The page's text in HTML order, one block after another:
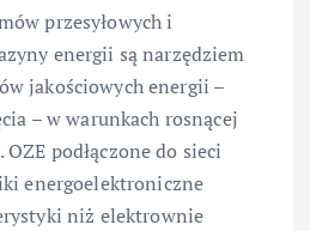
przesyłowych i
energii są narzędziem
jakościowych energii –
– w warunkach rosnącej
podłączone do sieci
energoelektroniczne
niż elektrownie